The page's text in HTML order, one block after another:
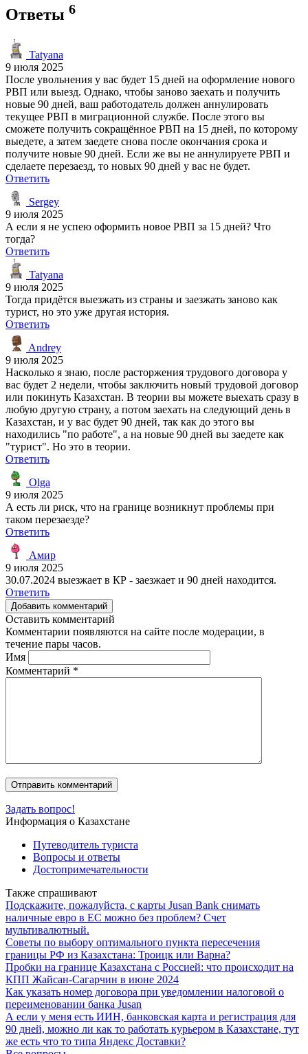
Ответы 6
Tatyana
9 июля 2025
После увольнения у вас будет 15 дней на оформление нового
РВП или выезд. Однако, чтобы заново заехать и получить
новые 90 дней, ваш работодатель должен аннулировать
текущее РВП в миграционной службе. После этого вы
сможете получить сокращённое РВП на 15 дней, по которому
выедете, а затем заедете снова после окончания срока и
получите новые 90 дней. Если же вы не аннулируете РВП и
сделаете перезаезд, то новых 90 дней у вас не будет.
Ответить
Sergey
9 июля 2025
А если я не успею оформить новое РВП за 15 дней? Что
тогда?
Ответить
Tatyana
9 июля 2025
Тогда придётся выезжать из страны и заезжать заново как
турист, но это уже другая история.
Ответить
Andrey
9 июля 2025
Насколько я знаю, после расторжения трудового договора у
вас будет 2 недели, чтобы заключить новый трудовой договор
или покинуть Казахстан. В теории вы можете выехать сразу в
любую другую страну, а потом заехать на следующий день в
Казахстан, и у вас будет 90 дней, так как до этого вы
находились "по работе", а на новые 90 дней вы заедете как
"турист". Но это в теории.
Ответить
Olga
9 июля 2025
А есть ли риск, что на границе возникнут проблемы при
таком перезаезде?
Ответить
Амир
9 июля 2025
30.07.2024 выезжает в КР - заезжает и 90 дней находится.
Ответить
Добавить комментарий
Оставить комментарий
Комментарии появляются на сайте после модерации, в
течение пары часов.
Имя
Комментарий *
Задать вопрос!
Информация о Казахстане
Путеводитель туриста
Вопросы и ответы
Достопримечательности
Также спрашивают
Подскажите, пожалуйста, с карты Jusan Bank снимать
наличные евро в ЕС можно без проблем? Счет
мультивалютный.
Советы по выбору оптимального пункта пересечения
границы РФ из Казахстана: Троицк или Варна?
Пробки на границе Казахстана с Россией: что происходит на
КПП Жайсан-Сагарчин в июне 2024
Как указать номер договора при уведомлении налоговой о
переименовании банка Jusan
А если у меня есть ИИН, банковская карта и регистрация для
90 дней, можно ли как то работать курьером в Казахстане, тут
же есть что то типа Яндекс Доставки?